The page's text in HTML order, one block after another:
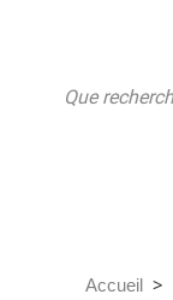
Accueil >